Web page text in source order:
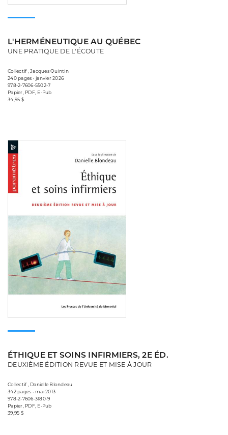
L'HERMÉNEUTIQUE AU QUÉBEC
UNE PRATIQUE DE L'ÉCOUTE
Collectif , Jacques Quintin
240 pages • janvier 2026
978-2-7606-5502-7
Papier, PDF, E-Pub
34,95 $
ÉTHIQUE ET SOINS INFIRMIERS, 2E ÉD.
DEUXIÈME ÉDITION REVUE ET MISE À JOUR
Collectif , Danielle Blondeau
342 pages • mai 2013
978-2-7606-3180-9
Papier, PDF, E-Pub
39,95 $